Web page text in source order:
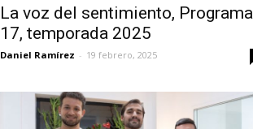
La voz del sentimiento, Programa
17, temporada 2025
Daniel Ramírez - 19 febrero, 2025